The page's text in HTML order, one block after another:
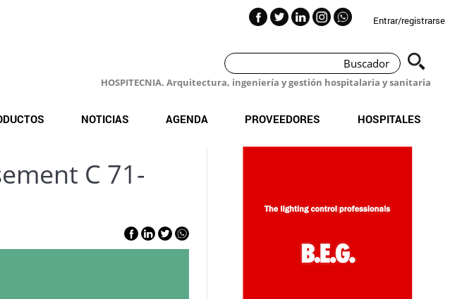
Entrar/registrarse
HOSPITECNIA. Arquitectura, ingeniería y gestión hospitalaria y sanitaria
NOTICIAS AGENDA PROVEEDORES HOSPITALES
C 71-